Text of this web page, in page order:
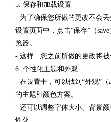
5. 保存和加载设置
- 为了确保您所做的更改不会
设置页面中，点击“保存”（
览器。
- 这样，您之前所做的更改将被
6. 个性化主题和外观
- 在设置中，可以找到“外观”（
的主题和颜色方案。
- 还可以调整字体大小、背景
性化。